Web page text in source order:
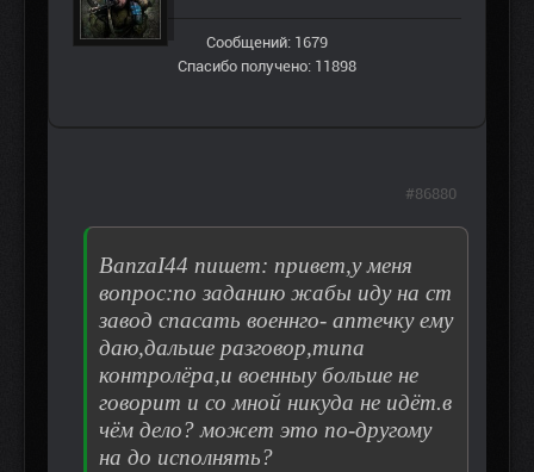
Сообщений: 1679
Спасибо получено: 11898
BanzaI44 пишет: привет,у меня
вопрос:по заданию жабы иду на ст
завод спасать военнго- аптечку ему
даю,дальше разговор,типа
контролёра,и военныу больше не
говорит и со мной никуда не идёт.в
чём дело? может это по-другому
на до исполнять?
#86880